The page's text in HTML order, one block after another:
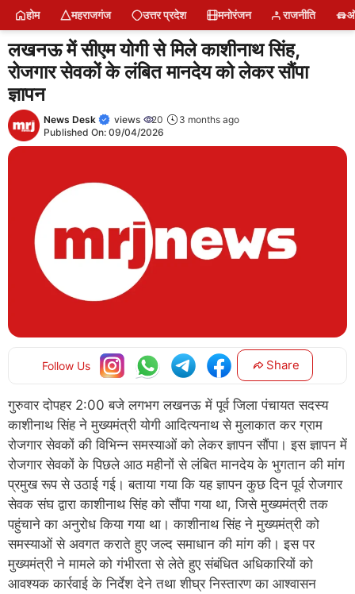
Skip
content
होम महराजगंज उत्तर प्रदेश मनोरंजन राजनीति
लखनऊ में सीएम योगी से मिले काशीनाथ सिंह,
रोजगार सेवकों के लंबित मानदेय को लेकर सौंपा
ज्ञापन
News Desk views 20
3 months ago
Published On: 09/04/2026
Follow Us Share
गुरुवार दोपहर 2:00 बजे लगभग लखनऊ में पूर्व जिला पंचायत सदस्य
काशीनाथ सिंह ने मुख्यमंत्री योगी आदित्यनाथ से मुलाकात कर ग्राम
रोजगार सेवकों की विभिन्न समस्याओं को लेकर ज्ञापन सौंपा। इस ज्ञापन में
रोजगार सेवकों के पिछले आठ महीनों से लंबित मानदेय के भुगतान की मांग
प्रमुख रूप से उठाई गई। बताया गया कि यह ज्ञापन कुछ दिन पूर्व रोजगार
सेवक संघ द्वारा काशीनाथ सिंह को सौंपा गया था, जिसे मुख्यमंत्री तक
पहुंचाने का अनुरोध किया गया था। काशीनाथ सिंह ने मुख्यमंत्री को
समस्याओं से अवगत कराते हुए जल्द समाधान की मांग की। इस पर
मुख्यमंत्री ने मामले को गंभीरता से लेते हुए संबंधित अधिकारियों को
आवश्यक कार्रवाई के निर्देश देने तथा शीघ्र निस्तारण का आश्वासन